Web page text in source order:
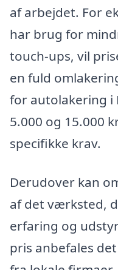
af arbejdet. For
har brug for
touch-ups, vil
en fuld
for autolakering i
5.000 og 15.000
specifikke krav.
Derudover kan
af det værksted,
erfaring og
pris anbefales